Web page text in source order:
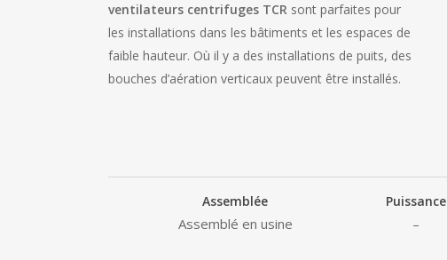
ventilateurs centrifuges TCR sont parfaites pour
les installations dans les bâtiments et les espaces de
faible hauteur. Où il y a des installations de puits, des
bouches d’aération verticaux peuvent être installés.
Assemblée
Assemblé en usine
Puissance
–